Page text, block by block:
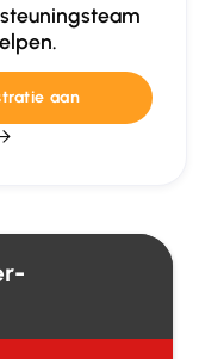
aan